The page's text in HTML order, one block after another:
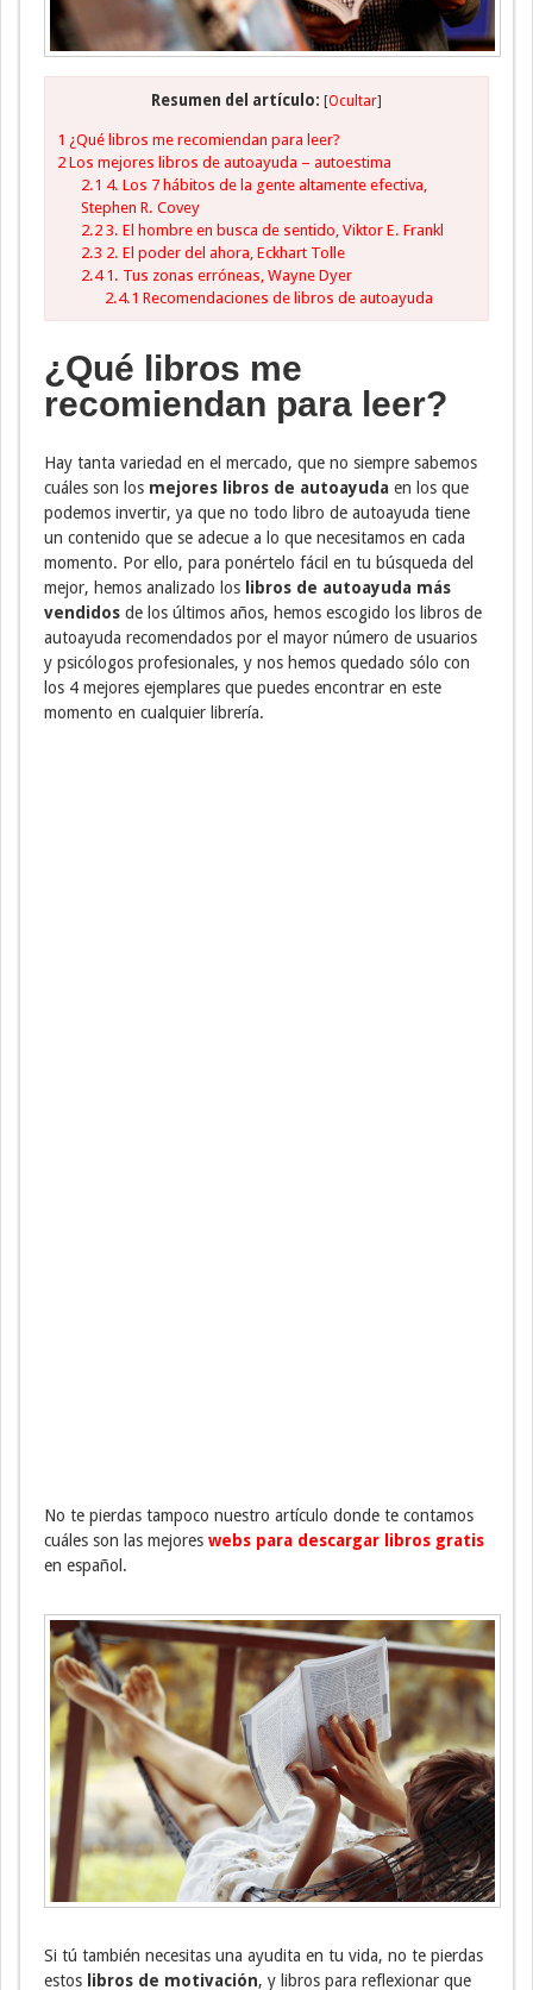
Resumen del artículo: [Ocultar]
1 ¿Qué libros me recomiendan para leer?
2 Los mejores libros de autoayuda – autoestima
2.1 4. Los 7 hábitos de la gente altamente efectiva,
Stephen R. Covey
2.23. El hombre en busca de sentido, Viktor E. Frankl
2.3 2. El poder del ahora, Eckhart Tolle
2.41. Tus zonas erróneas, Wayne Dyer
2.4.1 Recomendaciones de libros de autoayuda
¿Qué libros me
recomiendan para leer?
Hay tanta variedad en el mercado, que no siempre sabemos
cuáles son los mejores libros de autoayuda en los que
podemos invertir, ya que no todo libro de autoayuda tiene
un contenido que se adecue a lo que necesitamos en cada
momento. Por ello, para ponértelo fácil en tu búsqueda del
mejor, hemos analizado los libros de autoayuda más
vendidos de los últimos años, hemos escogido los libros de
autoayuda recomendados por el mayor número de usuarios
y psicólogos profesionales, y nos hemos quedado sólo con
los 4 mejores ejemplares que puedes encontrar en este
momento en cualquier librería.
No te pierdas tampoco nuestro artículo donde te contamos
cuáles son las mejores webs para descargar libros gratis
en español.
Si tú también necesitas una ayudita en tu vida, no te pierdas
estos libros de motivación, y libros para reflexionar que